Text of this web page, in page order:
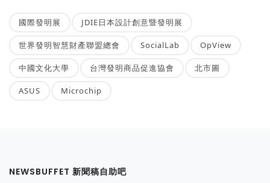
國際發明展 JDIE日本設計創意暨發明展
世界發明智慧財產聯盟總會 SocialLab OpView
中國文化大學 台灣發明商品促進協會 北市圖
ASUS Microchip
NEWSBUFFET 新聞稿自助吧